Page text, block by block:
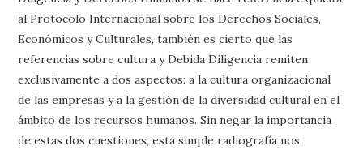
al Protocolo Internacional sobre los Derechos Sociales,
Económicos y Culturales, también es cierto que las
referencias sobre cultura y Debida Diligencia remiten
exclusivamente a dos aspectos: a la cultura organizacional
de las empresas y a la gestión de la diversidad cultural en el
ámbito de los recursos humanos. Sin negar la importancia
de estas dos cuestiones, esta simple radiografía nos